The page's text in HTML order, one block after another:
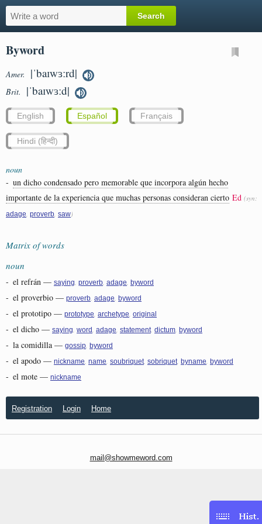
Byword
Amer. |ˈbaɪwɜːrd|
Brit. |ˈbaɪwɜːd|
English Español Français
Hindi (हिन्दी)
noun
- un dicho condensado pero memorable que incorpora algún hecho
importante de la experiencia que muchas personas consideran cierto Ed (syn:
adage proverb saw)
Matrix of words
noun
- el refrán — saying proverb adage byword
- el proverbio — proverb adage byword
- el prototipo — prototype archetype original
- el dicho — saying word adage statement dictum byword
- la comidilla — gossip byword
- el apodo — nickname name soubriquet sobriquet byname byword
- el mote — nickname
Registration Login Home
mail@showmeword.com